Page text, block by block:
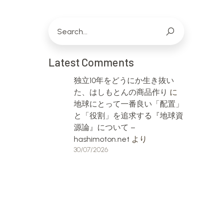
Latest Comments
独立10年をどうにか生き抜い
た、はしもとんの商品作り に
地球にとって一番良い「配置」
と「役割」を追求する『地球資
源論』について –
hashimoton.net より
30/07/2026